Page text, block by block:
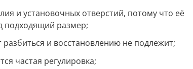
и установочных отверстий, потому что её
подходящий размер;
и восстановлению не подлежит;
частая регулировка;